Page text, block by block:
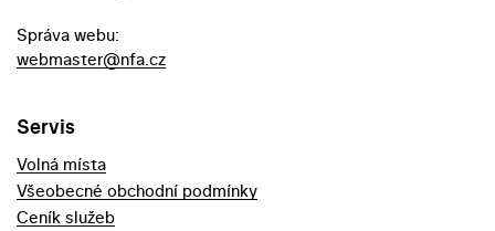
Správa webu:
webmaster@nfa.cz
Servis
Volná místa
Všeobecné obchodní podmínky
Ceník služeb